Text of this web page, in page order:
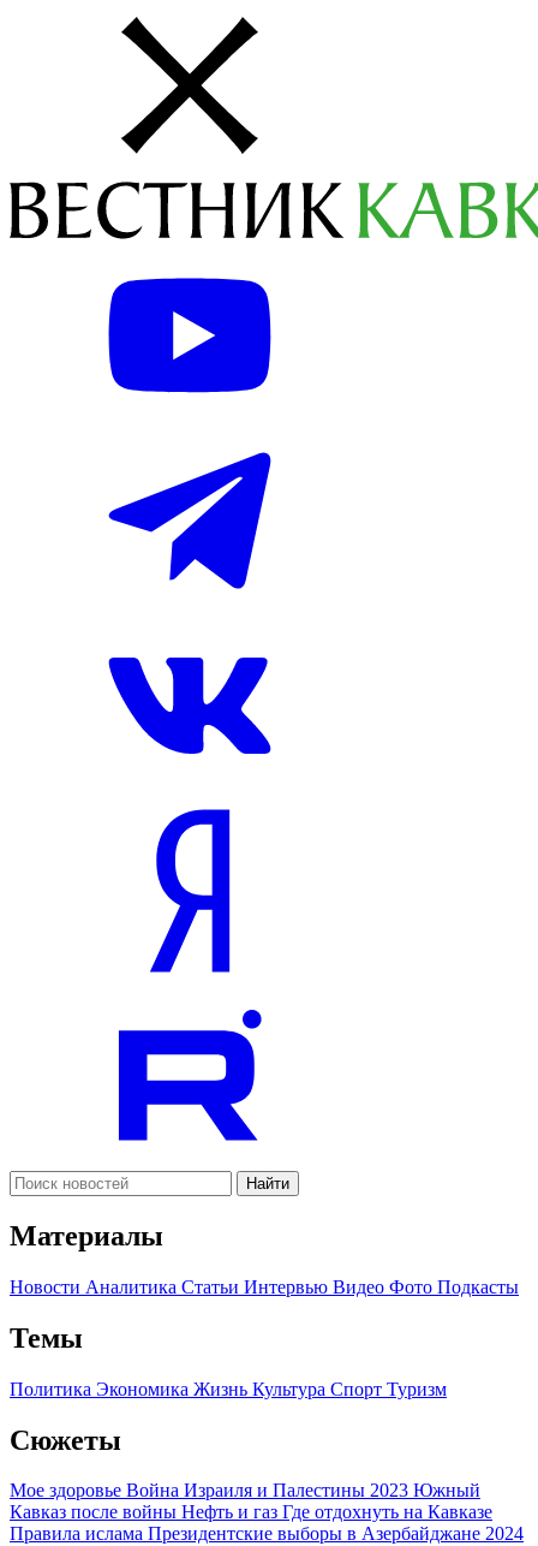
Найти
Материалы
Новости Аналитика Статьи Интервью Видео Фото Подкасты
Темы
Политика Экономика Жизнь Культура Спорт Туризм
Сюжеты
Мое здоровье Война Израиля и Палестины 2023 Южный
Кавказ после войны Нефть и газ Где отдохнуть на Кавказе
Правила ислама Президентские выборы в Азербайджане 2024